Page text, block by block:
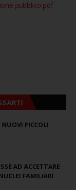
pubblico.pdf
NUOVI PICCOLI
AD ACCETTARE
FAMILIARI